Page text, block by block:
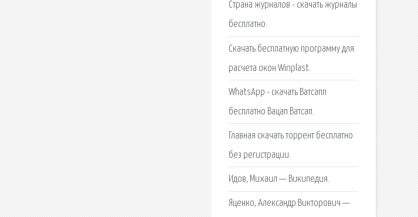
Страна журналов - скачать журналы
бесплатно.
Скачать бесплатную программу для
расчета окон Winplast.
WhatsApp - скачать Ватсапп
бесплатно Вацап Ватсап.
Главная скачать торрент бесплатно
без регистрации.
Идов, Михаил — Википедия.
Яценко, Александр Викторович —